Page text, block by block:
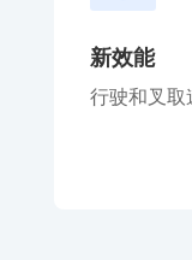
新效能
行驶和叉